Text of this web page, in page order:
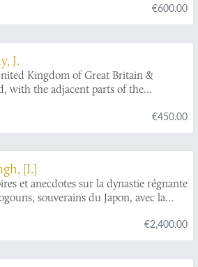
nelle lingue latina, inglese, francese,
tedesca, e spagnuola in due lettere.
e dalle decisioni di questa Società,
al' argomento. Prima edizione Italiana.
€600.00
J.
Kingdom of Great Britain &
with the adjacent parts of the
from a variety of the most authentic
€450.00
[I.]
et anecdotes sur la dynastie régnante
souverains du Japon, avec la
epoques de l'année a la cour de
et un appendice contenant des
€2,400.00